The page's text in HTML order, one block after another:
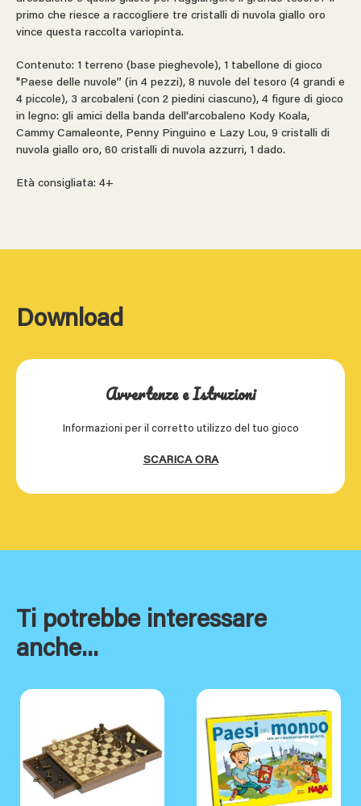
primo che riesce a raccogliere tre cristalli di nuvola giallo oro
vince questa raccolta variopinta.
Contenuto: 1 terreno (base pieghevole), 1 tabellone di gioco
"Paese delle nuvole” (in 4 pezzi), 8 nuvole del tesoro (4 grandi e
4 piccole), 3 arcobaleni (con 2 piedini ciascuno), 4 figure di gioco
in legno: gli amici della banda dell'arcobaleno Kody Koala,
Cammy Camaleonte, Penny Pinguino e Lazy Lou, 9 cristalli di
nuvola giallo oro, 60 cristalli di nuvola azzurri, 1 dado.
Età consigliata: 4+
Download
Avvertenze e Istruzioni
Informazioni per il corretto utilizzo del tuo gioco
SCARICA ORA
Ti potrebbe interessare
anche...